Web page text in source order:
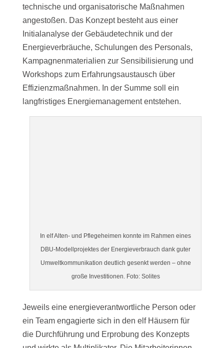
technische und organisatorische Maßnahmen
angestoßen. Das Konzept besteht aus einer
Initialanalyse der Gebäudetechnik und der
Energieverbräuche, Schulungen des Personals,
Kampagnenmaterialien zur Sensibilisierung und
Workshops zum Erfahrungsaustausch über
Effizienzmaßnahmen. In der Summe soll ein
langfristiges Energiemanagement entstehen.
In elf Alten- und Pflegeheimen konnte im Rahmen eines
DBU-Modellprojektes der Energieverbrauch dank guter
Umweltkommunikation deutlich gesenkt werden – ohne
große Investitionen. Foto: Solites
Jeweils eine energieverantwortliche Person oder
ein Team engagierte sich in den elf Häusern für
die Durchführung und Erprobung des Konzepts